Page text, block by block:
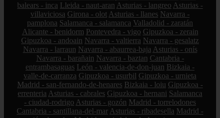
balears - inca Lleida - naut-aran Asturias - langreo Asturias -
villaviciosa Girona - olot Asturias - llanes Navarra -
pamplona Salamanca - salamanca Valladolid - zaratán
Alicante - benidorm Pontevedra - vigo Gipuzkoa - zerain
Gipuzkoa - andoain Navarra - valtierra Navarra - gesalatz
Navarra - larraun Navarra - abaurrea-baja Asturias - onís
Navarra - barañain Navarra - baztan Cantabria -
entrambasaguas León - valencia-de-don-juan Bizkaia -
valle-de-carranza Gipuzkoa - usurbil Gipuzkoa - urnieta
Madrid - san-fernando-de-henares Bizkaia - loiu Gipuzkoa -
errenteria Asturias - cabrales Gipuzkoa - hernani Salamanca
- ciudad-rodrigo Asturias - gozón Madrid - torrelodones
Cantabria - santillana-del-mar Asturias - ribadesella Madrid -